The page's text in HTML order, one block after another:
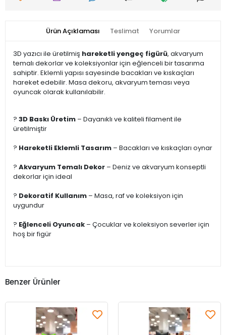
Ürün Açıklaması Teslimat Yorumlar
3D yazıcı ile üretilmiş hareketli yengeç figürü, akvaryum
temalı dekorlar ve koleksiyonlar için eğlenceli bir tasarıma
sahiptir. Eklemli yapısı sayesinde bacakları ve kıskaçları
hareket edebilir. Masa dekoru, akvaryum teması veya
oyuncak olarak kullanılabilir.
? 3D Baskı Üretim – Dayanıklı ve kaliteli filament ile
üretilmiştir
? Hareketli Eklemli Tasarım – Bacakları ve kıskaçları oynar
? Akvaryum Temalı Dekor – Deniz ve akvaryum konseptli
dekorlar için ideal
? Dekoratif Kullanım – Masa, raf ve koleksiyon için
uygundur
? Eğlenceli Oyuncak – Çocuklar ve koleksiyon severler için
hoş bir figür
Benzer Ürünler